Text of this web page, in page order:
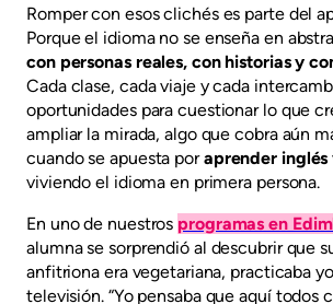
Romper con esos clichés es parte del
Porque el idioma no se enseña en
con personas reales, con historias y
Cada clase, cada viaje y cada
oportunidades para cuestionar lo que
ampliar la mirada, algo que cobra aún
cuando se apuesta poraprender
viviendo el idioma en primera persona.
En uno de nuestros programas en
alumna se sorprendió al descubrir que
anfitriona era vegetariana, practicaba
televisión. “Yo pensaba que aquí todos